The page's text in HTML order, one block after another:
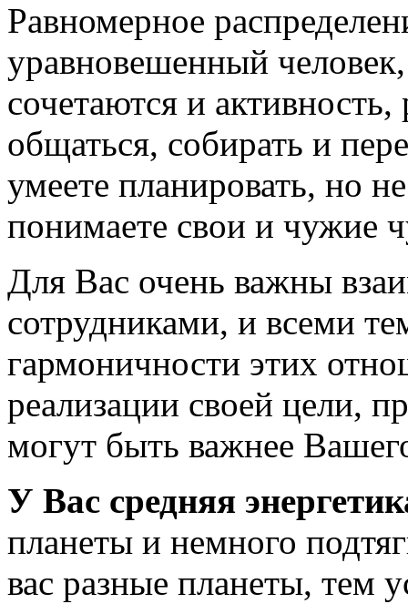
Равномерное
уравновешенный
сочетаются и
общаться, собирать и
умеете планировать, но
понимаете свои и чужие
Для Вас очень важны
сотрудниками, и всеми
гармоничности этих
реализации своей цели,
могут быть важнее
У Вас средняя
планеты и немного
вас разные планеты, тем